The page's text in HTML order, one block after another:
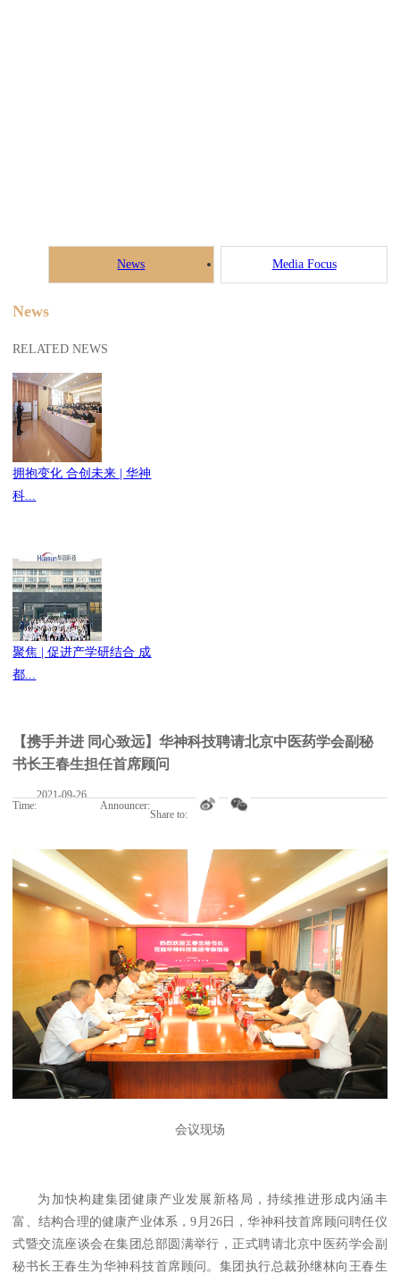
News Media Focus
News
RELATED NEWS
拥抱变化 合创未来 | 华神
科...
聚焦 | 促进产学研结合 成
都...
【携手并进 同心致远】华神科技聘请北京中医药学会副秘
书长王春生担任首席顾问
Time:
2021-09-26
Announcer:
Share to:
会议现场
为加快构建集团健康产业发展新格局，持续推进形成内涵丰
富、结构合理的健康产业体系，9月26日，华神科技首席顾问聘任仪
式暨交流座谈会在集团总部圆满举行，正式聘请北京中医药学会副
秘书长王春生为华神科技首席顾问。集团执行总裁孙继林向王春生